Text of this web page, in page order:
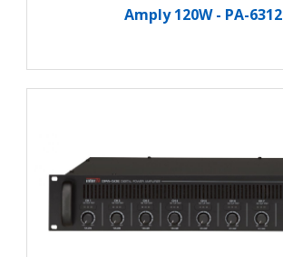
Amply 120W - PA-6312